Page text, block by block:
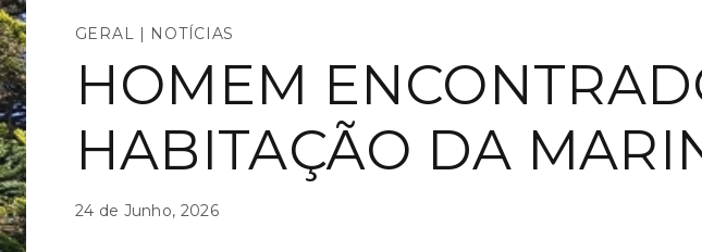
GERAL | NOTÍCIAS
HOMEM
HABITAÇÃO DA
24 de Junho, 2026